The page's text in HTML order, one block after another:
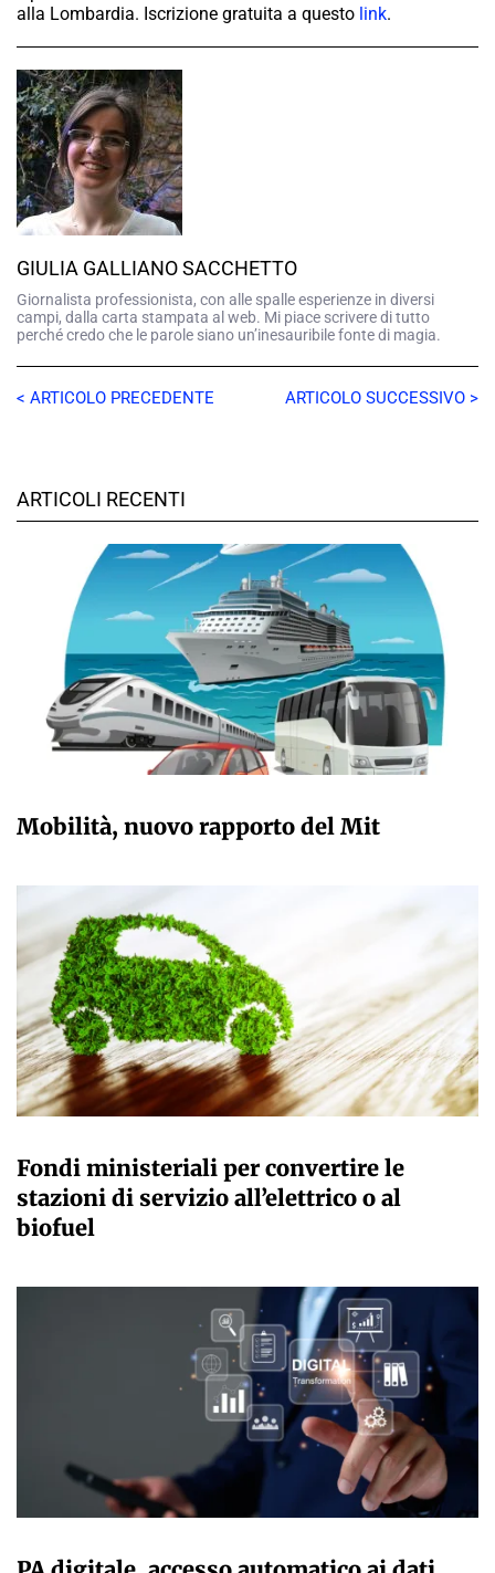
alla Lombardia. Iscrizione gratuita a questo link.
GIULIA GALLIANO SACCHETTO
Giornalista professionista, con alle spalle esperienze in diversi
campi, dalla carta stampata al web. Mi piace scrivere di tutto
perché credo che le parole siano un’inesauribile fonte di magia.
< ARTICOLO PRECEDENTE ARTICOLO SUCCESSIVO >
ARTICOLI RECENTI
Mobilità, nuovo rapporto del Mit
Fondi ministeriali per convertire le
stazioni di servizio all’elettrico o al
biofuel